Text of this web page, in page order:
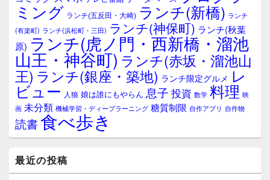
ア
ミング ランチ(五反田・大崎) ランチ(新橋) ランチ
(有楽町) ランチ(浜松町・三田) ランチ(神保町) ランチ(秋葉
原) ランチ(虎ノ門・西新橋・溜池
山王・神谷町) ランチ(赤坂・溜池山
王) ランチ(銀座・築地) ランチ限定グルメ レ
ビュー 人狼 娘は誰にもやらん 息子 投資 数学 料理 映
画 未分類 機械学習・ディープラーニング 糖質制限 自作アプリ 自作物
読書食べ歩き
最近の投稿